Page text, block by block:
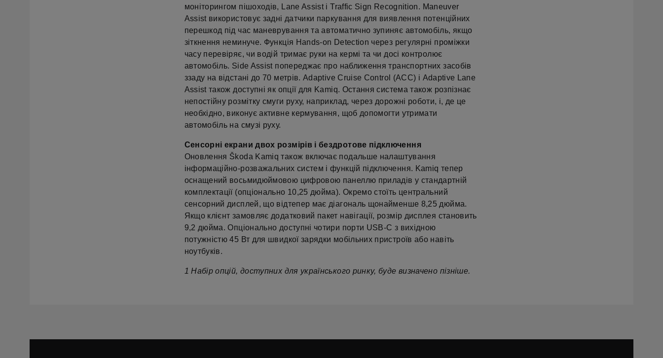
моніторингом пішоходів, Lane Assist і Traffic Sign Recognition. Maneuver
Assist використовує задні датчики паркування для виявлення потенційних
перешкод під час маневрування та автоматично зупиняє автомобіль, якщо
зіткнення неминуче. Функція Hands-on Detection через регулярні проміжки
часу перевіряє, чи водій тримає руки на кермі та чи досі контролює
автомобіль. Side Assist попереджає про наближення транспортних засобів
ззаду на відстані до 70 метрів. Adaptive Cruise Control (ACC) і Adaptive Lane
Assist також доступні як опції для Kamiq. Остання система також розпізнає
непостійну розмітку смуги руху, наприклад, через дорожні роботи, і, де це
необхідно, виконує активне кермування, щоб допомогти утримати
автомобіль на смузі руху.
Сенсорні екрани двох розмірів і бездротове підключення
Оновлення Škoda Kamiq також включає подальше налаштування
інформаційно-розважальних систем і функцій підключення. Kamiq тепер
оснащений восьмидюймовою цифровою панеллю приладів у стандартній
комплектації (опціонально 10,25 дюйма). Окремо стоїть центральний
сенсорний дисплей, що відтепер має діагональ щонайменше 8,25 дюйма.
Якщо клієнт замовляє додатковий пакет навігації, розмір дисплея становить
9,2 дюйма. Опціонально доступні чотири порти USB-C з вихідною
потужністю 45 Вт для швидкої зарядки мобільних пристроїв або навіть
ноутбуків.
1 Набір опцій, доступних для українського ринку, буде визначено пізніше.